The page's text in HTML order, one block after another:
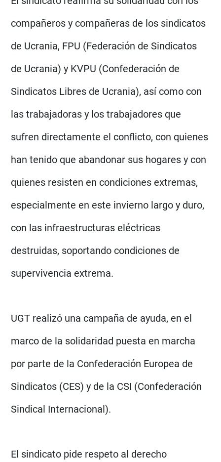
compañeros y compañeras de los sindicatos
de Ucrania, FPU (Federación de Sindicatos
de Ucrania) y KVPU (Confederación de
Sindicatos Libres de Ucrania), así como con
las trabajadoras y los trabajadores que
sufren directamente el conflicto, con quienes
han tenido que abandonar sus hogares y con
quienes resisten en condiciones extremas,
especialmente en este invierno largo y duro,
con las infraestructuras eléctricas
destruidas, soportando condiciones de
supervivencia extrema.
UGT realizó una campaña de ayuda, en el
marco de la solidaridad puesta en marcha
por parte de la Confederación Europea de
Sindicatos (CES) y de la CSI (Confederación
Sindical Internacional).
El sindicato pide respeto al derecho